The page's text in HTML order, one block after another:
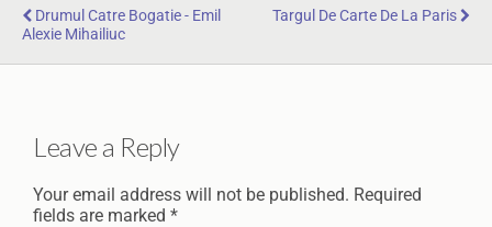
Drumul Catre Bogatie - Emil
Alexie Mihailiuc
Targul De Carte De La Paris
Leave a Reply
Your email address will not be published. Required
fields are marked *